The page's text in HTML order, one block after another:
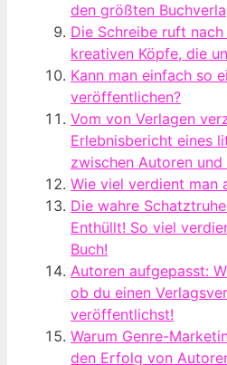
den größten
Die Schreibe ruft
kreativen Köpfe, die
Kann man einfach so
veröffentlichen?
Vom von Verlagen
Erlebnisbericht eines
zwischen Autoren und
Wie viel verdient man
Die wahre
Enthüllt! So viel
Buch!
Autoren aufgepasst:
ob du einen
veröffentlichst!
Warum Genre-
den Erfolg von